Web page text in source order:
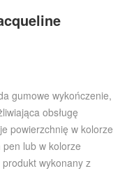
gumowe wykończenie,
obsługę
powierzchnię w kolorze
lub w kolorze
produkt wykonany z